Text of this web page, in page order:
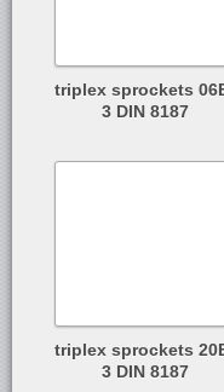
triplex sprockets
3 DIN 8187
triplex sprockets
3 DIN 8187